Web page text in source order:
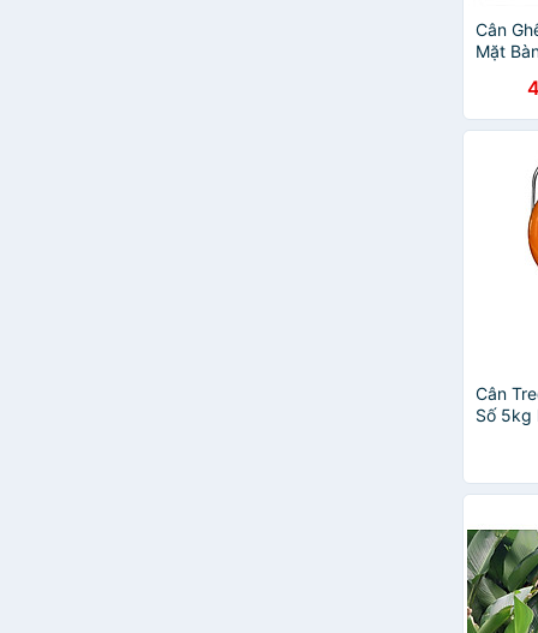
Cân
Mặt
Cân
Số 5kg